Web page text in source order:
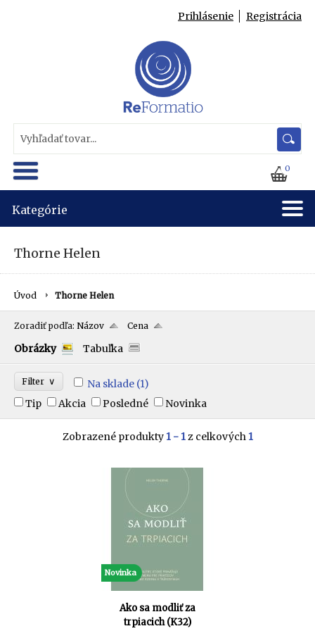
Prihlásenie Registrácia
0
Kategórie
Thorne Helen
Úvod Thorne Helen
Zoradiť podľa: Názov Cena
Obrázky Tabuľka
Filter ∨ Na sklade (1)
Tip
Akcia Posledné Novinka
Zobrazené produkty 1 - 1z celkových 1
Novinka
Ako sa modliť za
trpiacich (K32)